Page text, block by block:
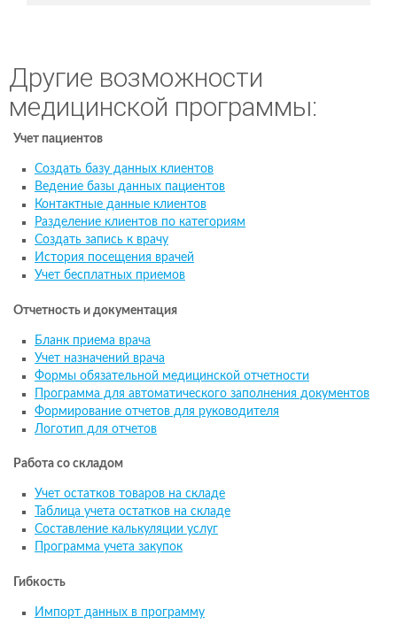
Другие возможности
медицинской программы:
Учет пациентов
Создать базу данных клиентов
Ведение базы данных пациентов
Контактные данные клиентов
Разделение клиентов по категориям
Создать запись к врачу
История посещения врачей
Учет бесплатных приемов
Отчетность и документация
Бланк приема врача
Учет назначений врача
Формы обязательной медицинской отчетности
Программа для автоматического заполнения документов
Формирование отчетов для руководителя
Логотип для отчетов
Работа со складом
Учет остатков товаров на складе
Таблица учета остатков на складе
Составление калькуляции услуг
Программа учета закупок
Гибкость
Импорт данных в программу